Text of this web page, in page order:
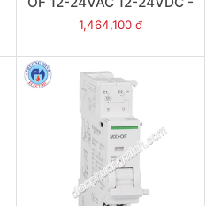
Model A9N26948
1,464,100 đ